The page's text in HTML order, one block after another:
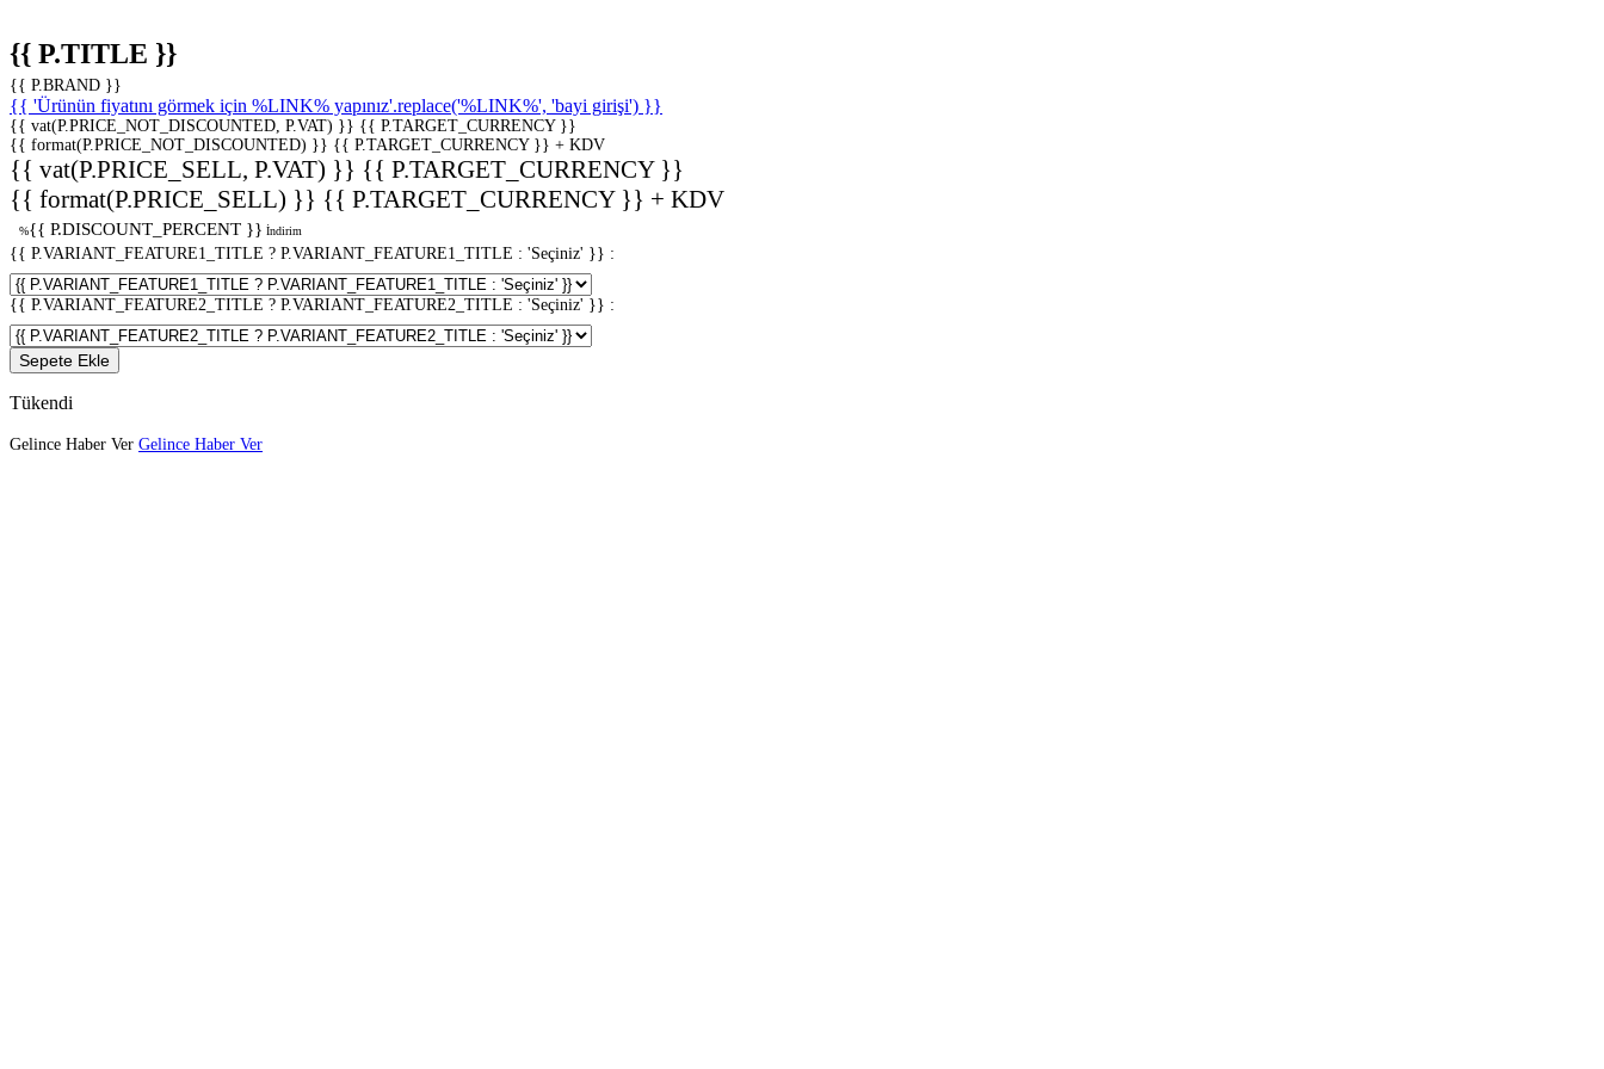
{{ P.TITLE }}
{{ P.BRAND }}
{{ 'Ürünün fiyatını görmek için %LINK% yapınız'.replace('%LINK%', 'bayi girişi') }}
{{ vat(P.PRICE_NOT_DISCOUNTED, P.VAT) }} {{ P.TARGET_CURRENCY }}
{{ format(P.PRICE_NOT_DISCOUNTED) }} {{ P.TARGET_CURRENCY }} + KDV
{{ vat(P.PRICE_SELL, P.VAT) }} {{ P.TARGET_CURRENCY }}
{{ format(P.PRICE_SELL) }} {{ P.TARGET_CURRENCY }} + KDV
%{{ P.DISCOUNT_PERCENT }} İndirim
{{ P.VARIANT_FEATURE1_TITLE ? P.VARIANT_FEATURE1_TITLE : 'Seçiniz' }} :
{{ P.VARIANT_FEATURE2_TITLE ? P.VARIANT_FEATURE2_TITLE : 'Seçiniz' }} :
Sepete Ekle
Tükendi
Gelince Haber Ver Gelince Haber Ver